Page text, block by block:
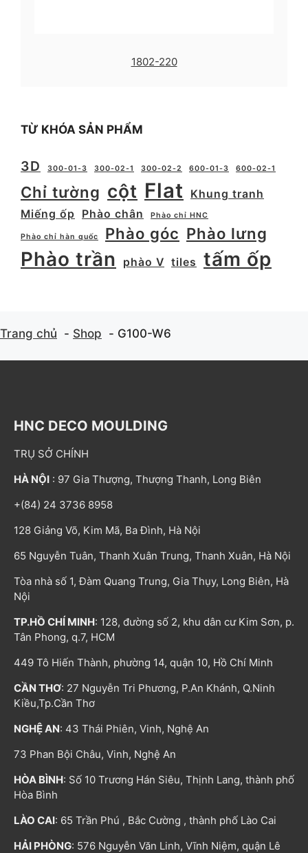
1802-220
TỪ KHÓA SẢN PHẨM
3D 300-01-3 300-02-1 300-02-2 600-01-3 600-02-1
Chỉ tường cột Flat
Khung tranh
Miếng ốp
Phào chân Phào chỉ HNC
Phào chỉ hàn quốc Phào góc Phào lưng
Phào trần phào V tiles tấm ốp
Trang chủ Shop G100-W6
HNC DECO MOULDING
TRỤ SỞ CHÍNH
HÀ NỘI : 97 Gia Thượng, Thượng Thanh, Long Biên
+(84) 24 3736 8958
128 Giảng Võ, Kim Mã, Ba Đình, Hà Nội
65 Nguyễn Tuân, Thanh Xuân Trung, Thanh Xuân, Hà Nội
Tòa nhà số 1, Đàm Quang Trung, Gia Thụy, Long Biên, Hà
Nội
TP.HỒ CHÍ MINH: 128, đường số 2, khu dân cư Kim Sơn, p.
Tân Phong, q.7, HCM
449 Tô Hiến Thành, phường 14, quận 10, Hồ Chí Minh
CẦN THƠ: 27 Nguyễn Tri Phương, P.An Khánh, Q.Ninh
Kiều,Tp.Cần Thơ
NGHỆ AN: 43 Thái Phiên, Vinh, Nghệ An
73 Phan Bội Châu, Vinh, Nghệ An
HÒA BÌNH: Số 10 Trương Hán Siêu, Thịnh Lang, thành phố
Hòa Bình
LÀO CAI: 65 Trần Phú , Bắc Cường , thành phố Lào Cai
HẢI PHÒNG: 576 Nguyễn Văn Linh, Vĩnh Niệm, quận Lê